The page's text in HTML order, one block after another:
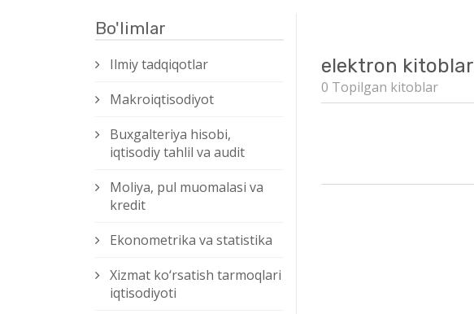
Bo'limlar
Ilmiy tadqiqotlar
Makroiqtisodiyot
Buxgalteriya hisobi,
iqtisodiy tahlil va audit
Moliya, pul muomalasi va
kredit
Ekonometrika va statistika
Xizmat kо‘rsatish tarmoqlari
iqtisodiyoti
elektron kitoblar
0 Topilgan kitoblar